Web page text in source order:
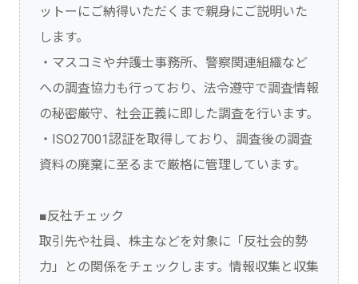
ットーにご納得いただくまで親身にご説明いた
します。
・マスコミや弁護士事務所、警察関連組織など
への調査協力も行っており、法令遵守で調査情報
の秘密厳守、社会正義に即した調査を行います。
・ISO27001認証を取得しており、調査後の調査
資料の廃棄に至るまで厳格に管理しています。
■反社チェック
取引先や社員、株主などを対象に「反社会的勢
力」との関係をチェックします。情報収集と収集